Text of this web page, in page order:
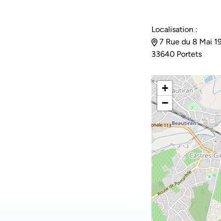
Localisation :
7 Rue du 8 Mai
33640 Portets
+
−